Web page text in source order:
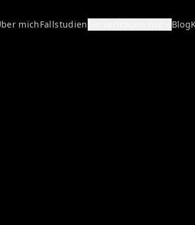
michFallstudien Blog